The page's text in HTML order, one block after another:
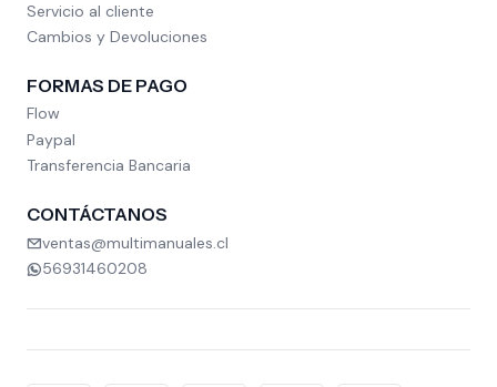
Servicio al cliente
Cambios y Devoluciones
FORMAS DE PAGO
Flow
Paypal
Transferencia Bancaria
CONTÁCTANOS
ventas@multimanuales.cl
56931460208